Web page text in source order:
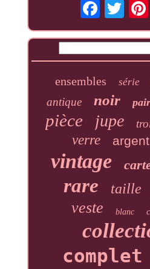
ensembles série
antique noir
pièce jupe
verre argent
vintage
rare
taille
veste blanc
complet